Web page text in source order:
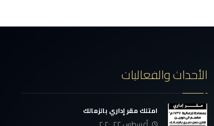
الأحداث والفعاليات
امتلك مقر إداري بالزمالك